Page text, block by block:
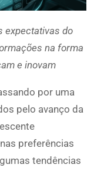
expectativas do
na forma
e inovam
por uma
pelo avanço da
preferências
tendências